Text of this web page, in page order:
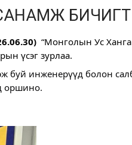
БИЧИГТ
  “
Монголын Ус
үсэг зурлаа.
буй инженерүүд болон
оршино.